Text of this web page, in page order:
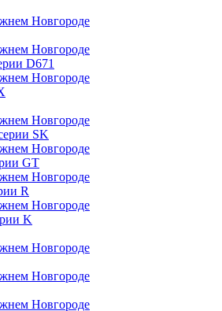
D671
SK
GT
R
K